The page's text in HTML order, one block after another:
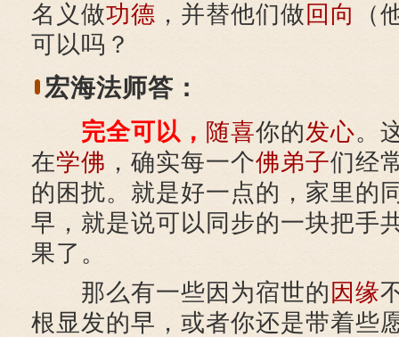
名义做功德 ，并替他们做 回向
（
可以吗？
宏海法师答：
完全可以， 随喜你的发心。
在学佛 ，确实每一个佛弟子们经
的困扰。就是好一点的，家里的
早，就是说可以同步的一块把手
果了。
那么有一些因为宿世的 因缘
根显发的早，或者你还是带着些